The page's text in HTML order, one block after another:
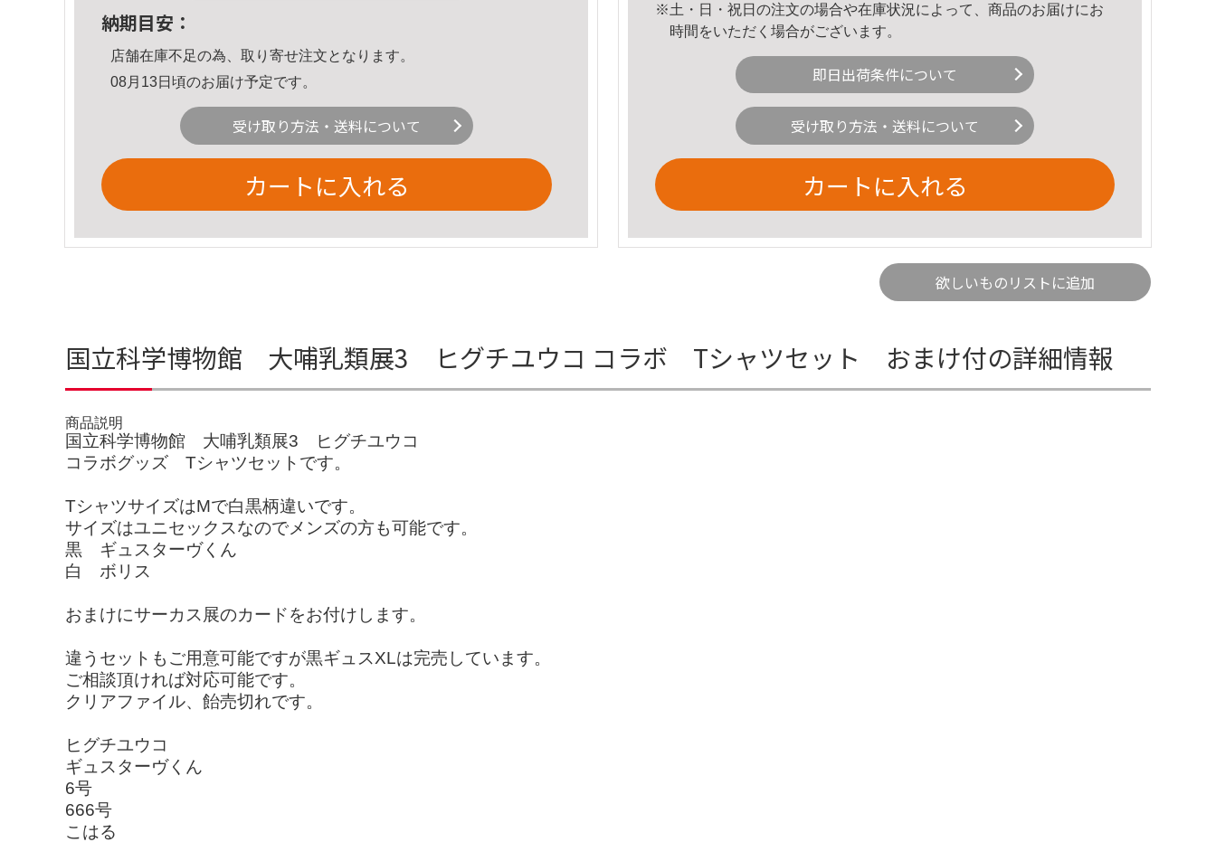
納期目安：
店舗在庫不足の為、取り寄せ注文となります。
08月13日頃のお届け予定です。
受け取り方法・送料について
カートに入れる
※土・日・祝日の注文の場合や在庫状況によって、商品のお届けにお
時間をいただく場合がございます。
即日出荷条件について
受け取り方法・送料について
カートに入れる
欲しいものリストに追加
国立科学博物館 大哺乳類展3 ヒグチユウコ コラボ Tシャツセット おまけ付の詳細情報
商品説明
国立科学博物館 大哺乳類展3 ヒグチユウコ
コラボグッズ Tシャツセットです。
TシャツサイズはMで白黒柄違いです。
サイズはユニセックスなのでメンズの方も可能です。
黒 ギュスターヴくん
白 ボリス
おまけにサーカス展のカードをお付けします。
違うセットもご用意可能ですが黒ギュスXLは完売しています。
ご相談頂ければ対応可能です。
クリアファイル、飴売切れです。
ヒグチユウコ
ギュスターヴくん
6号
666号
こはる